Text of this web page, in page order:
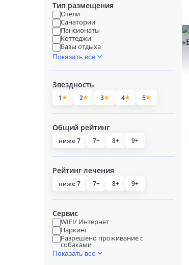
Тип размещения
Отели
Санатории
Пансионаты
Коттеджи
Базы отдыха
Показать все
Звездность
1 2 3 4 5
Общий рейтинг
ниже 7 7+ 8+ 9+
Рейтинг лечения
ниже 7 7+ 8+ 9+
Сервис
WIFI/ Интернет
Паркинг
Разрешено проживание с
собаками
Показать все